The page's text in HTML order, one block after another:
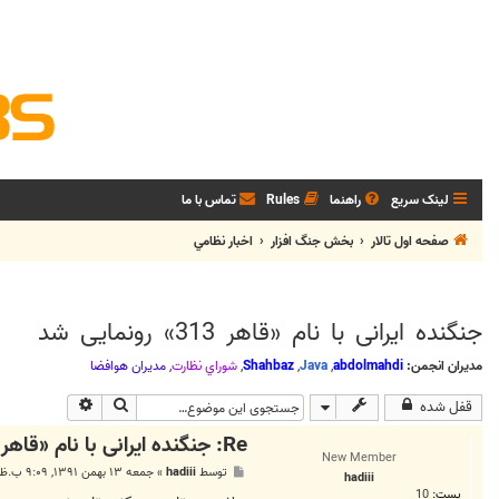
لینک سریع راهنما Rules
تماس با ما
صفحه اول تالار
بخش جنگ افزار اخبار نظامي
جنگنده ایرانی با نام «قاهر 313» رونمایی شد
مدیران انجمن: abdolmahdi
,
Java
,
Shahbaz
,شوراي نظارت,مديران هوافضا
قفل شده جستجو
New Member
hadiii
پست: 10
Re: جنگنده ایرانی با نام «قاهر 313» فردا رونمایی می‌شود
توسطhadiii
»جمعه ۱۳ بهمن ۱۳۹۱, ۹:۰۹ ب.ظ